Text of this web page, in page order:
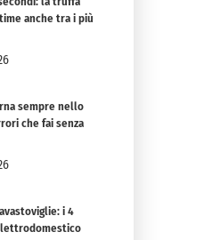
anche tra i più
sempre nello
che fai senza
i 4